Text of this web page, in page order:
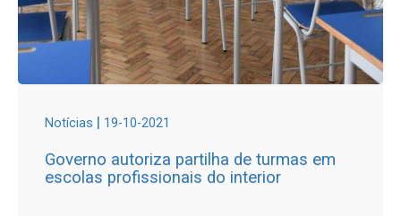
Notícias | 19-10-2021
Governo autoriza partilha de turmas em
escolas profissionais do interior